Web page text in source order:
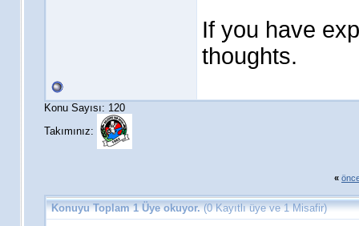
If you have
thoughts.
Konu Sayısı: 120
Takımınız:
«
Konuyu Toplam 1 Üye okuyor.(0 Kayıtlı üye ve 1 Misafir)